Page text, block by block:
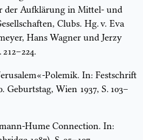
der Aufklärung in Mittel- und
Clubs. Hg. v. Eva
Hans Wagner und Jerzy
Polemik. In: Festschrift
Wien 1937, S. 103–
Hume Connection. In: